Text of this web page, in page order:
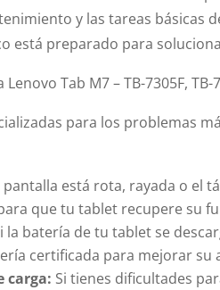
y las tareas básicas
está preparado para
Tab M7 – TB-7305F, TB-
para los problemas
pantalla está rota, rayada o el
que tu tablet recupere su
la batería de tu tablet se
certificada para mejorar su
carga: Si tienes dificultades